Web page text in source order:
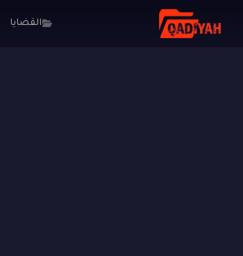
القضايا